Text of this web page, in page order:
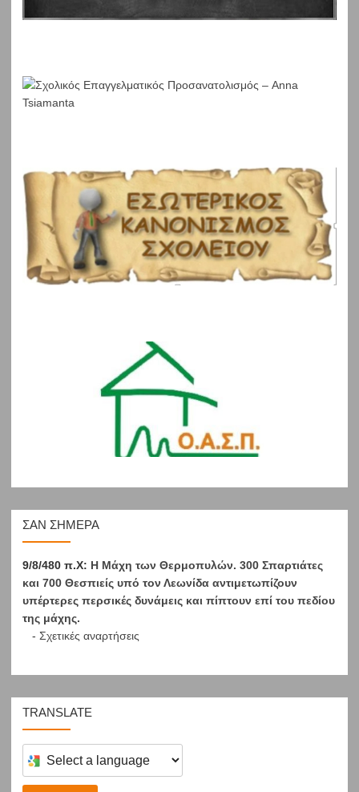
ΣΑΝ ΣΉΜΕΡΑ
9/8/480 π.Χ: Η Μάχη των Θερμοπυλών. 300 Σπαρτιάτες
και 700 Θεσπιείς υπό τον Λεωνίδα αντιμετωπίζουν
υπέρτερες περσικές δυνάμεις και πίπτουν επί του πεδίου
της μάχης.
- Σχετικές αναρτήσεις
TRANSLATE
Select
a
language
to